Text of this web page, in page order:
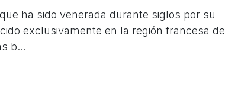
ha sido venerada durante siglos por su
exclusivamente en la región francesa de
b...